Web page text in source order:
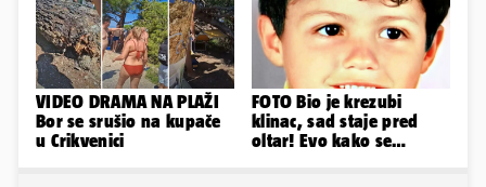
VIDEO DRAMA NA PLAŽI
Bor se srušio na kupače
u Crikvenici
FOTO Bio je krezubi
klinac, sad staje pred
oltar! Evo kako se